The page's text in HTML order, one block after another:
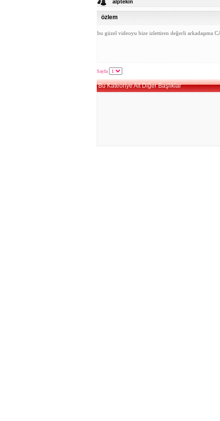
alptekin
özlem
bu güzel videoyu bize izlettiren değerli arkadaşıma
Sayfa
Bu Kateoriye Ait Diğer Başlıklar